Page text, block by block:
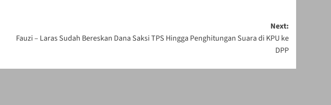
Next:
Fauzi – Laras Sudah Bereskan Dana Saksi TPS Hingga Penghitungan Suara di KPU ke
DPP